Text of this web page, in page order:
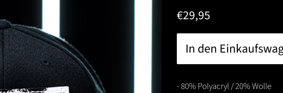
Normaler
€29,95
In den
- 80% Polyacryl / 20% Wolle